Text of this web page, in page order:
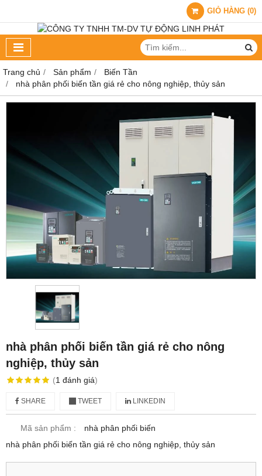
GIỎ HÀNG (0)
Trang chủ Sản phẩm
Biến Tần
nhà phân phối biến tần giá rẻ cho nông nghiệp, thủy sản
nhà phân phối biến tần giá rẻ cho nông
nghiệp, thủy sản
(1 đánh giá)
SHARE TWEET LINKEDIN
Mã sản phẩm :
nhà phân phối biến
nhà phân phối biến tần giá rẻ cho nông nghiệp, thủy sản